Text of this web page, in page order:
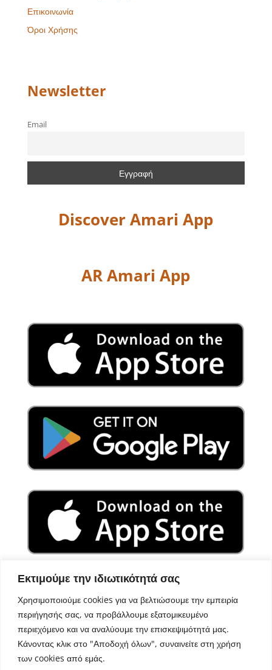
Εκτιμούμε την ιδιωτικότητά σας
Χρησιμοποιούμε cookies για να βελτιώσουμε την εμπειρία
περιήγησής σας, να προβάλλουμε εξατομικευμένο
περιεχόμενο και να αναλύουμε την επισκεψιμότητά μας.
Κάνοντας κλικ στο "Αποδοχή όλων", συναινείτε στη χρήση
των cookies από εμάς.
Επικοινωνία
Όροι Χρήσης
Newsletter
Email
Discover Amari App
AR Amari App